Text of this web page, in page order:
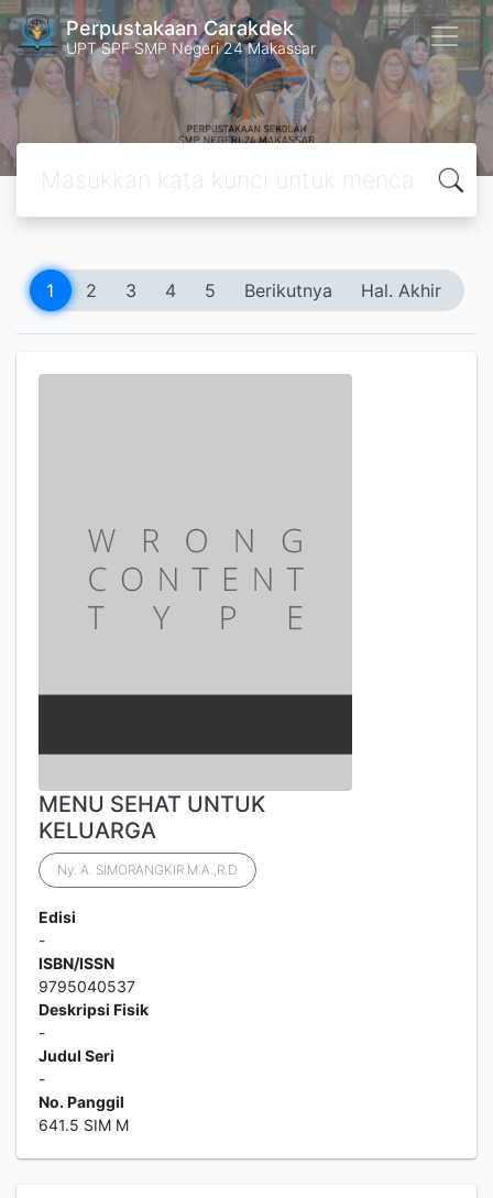
Perpustakaan Carakdek
UPT SPF SMP Negeri 24 Makassar
1 2 3 4 5 Berikutnya Hal. Akhir
MENU SEHAT UNTUK
KELUARGA
Ny. A. SIMORANGKIR M.A.,R.D
Edisi
-
ISBN/ISSN
9795040537
Deskripsi Fisik
-
Judul Seri
-
No. Panggil
641.5 SIM M